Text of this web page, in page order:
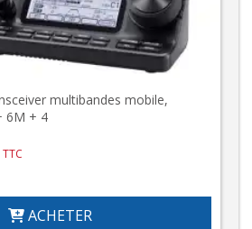
multibandes mobile,
6M + 4
TTC
ACHETER